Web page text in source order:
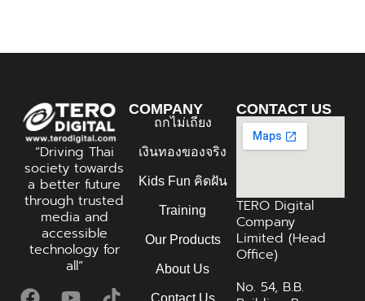
“Driving Thai
society towards
a better future
through trusted
media and
accessible
technology for
all”
COMPANY
ถกไม่เถียง
เงินทองของจริง
Kids Fun คิดฝัน
Training
Our Products
About Us
Contact Us
CONTACT US
TERO Digital
Company
Limited (Head
Office)
No. 54, B.B.